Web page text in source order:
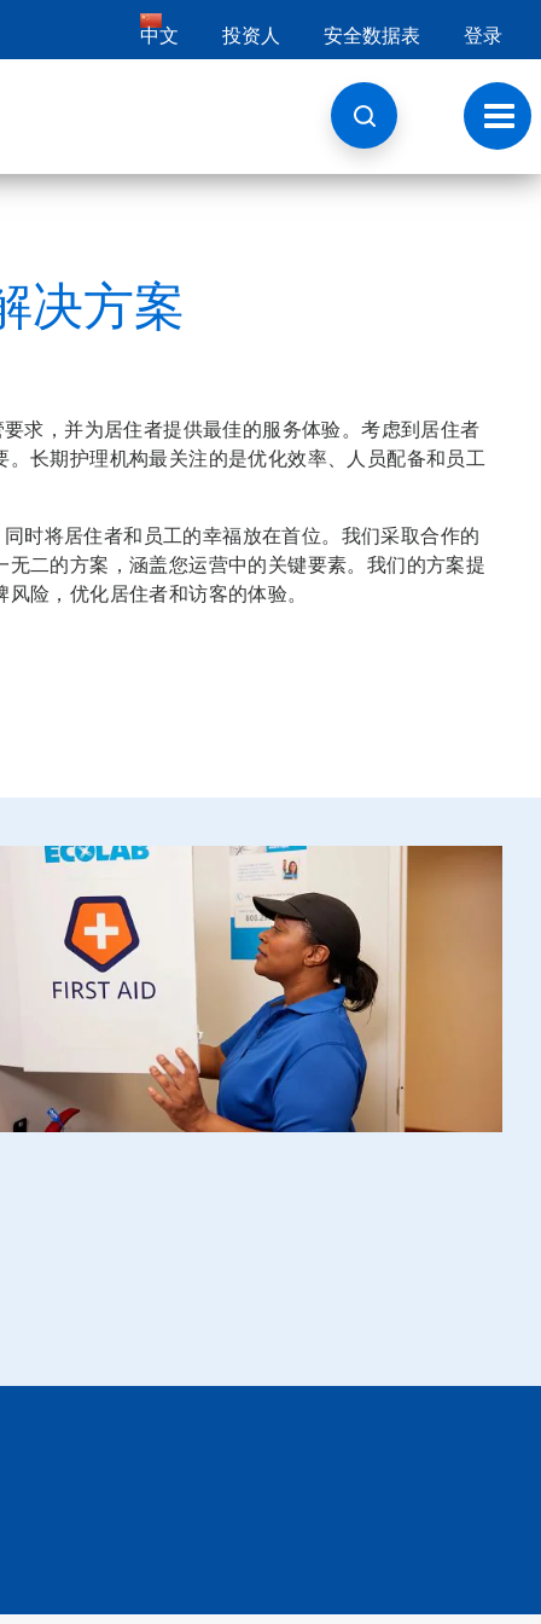
中文 投资人 安全数据表 登录
切
换
导
航
决方案
求，并为居住者提供最佳的服务体验。考虑到居住者
长期护理机构最关注的是优化效率、人员配备和员工
时将居住者和员工的幸福放在首位。我们采取合作的
二的方案，涵盖您运营中的关键要素。我们的方案提
险，优化居住者和访客的体验。